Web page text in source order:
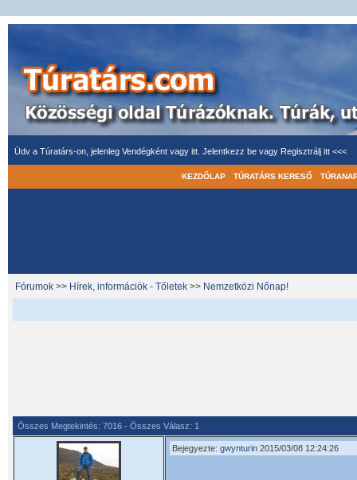
Üdv a Túratárs-on, jelenleg Vendégként vagy itt. Jelentkezz be vagy Regisztrálj itt <<<
KEZDŐLAP TÚRATÁRS KERESŐ
Fórumok >> Hírek, információk - Tőletek >> Nemzetközi Nőnap!
Összes Megtekintés: 7016 - Összes Válasz: 1
Bejegyezte: gwynturin 2015/03/08 12:24:26